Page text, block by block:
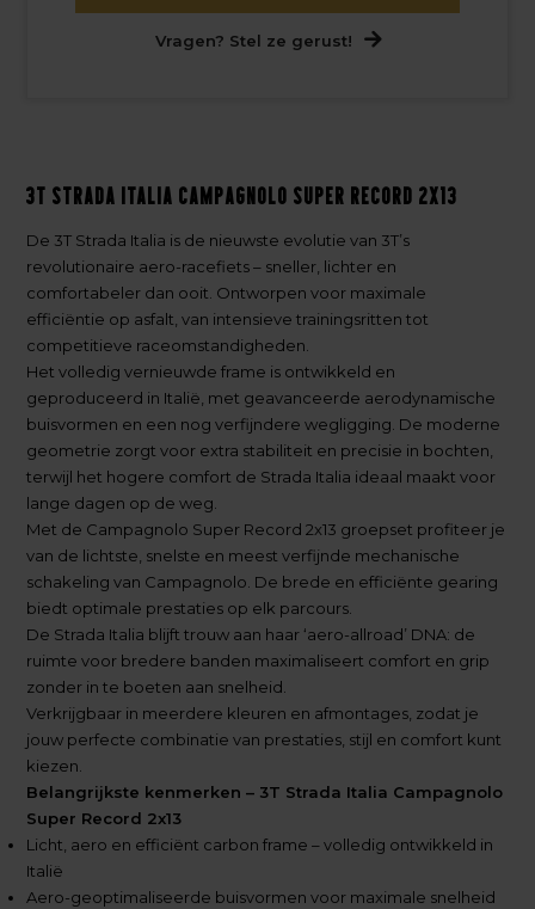
Vragen? Stel ze gerust!
3T Strada Italia Campagnolo Super Record 2x13
De 3T Strada Italia is de nieuwste evolutie van 3T’s
revolutionaire aero-racefiets – sneller, lichter en
comfortabeler dan ooit. Ontworpen voor maximale
efficiëntie op asfalt, van intensieve trainingsritten tot
competitieve raceomstandigheden.
Het volledig vernieuwde frame is ontwikkeld en
geproduceerd in Italië, met geavanceerde aerodynamische
buisvormen en een nog verfijndere wegligging. De moderne
geometrie zorgt voor extra stabiliteit en precisie in bochten,
terwijl het hogere comfort de Strada Italia ideaal maakt voor
lange dagen op de weg.
Met de Campagnolo Super Record 2x13 groepset profiteer je
van de lichtste, snelste en meest verfijnde mechanische
schakeling van Campagnolo. De brede en efficiënte gearing
biedt optimale prestaties op elk parcours.
De Strada Italia blijft trouw aan haar ‘aero-allroad’ DNA: de
ruimte voor bredere banden maximaliseert comfort en grip
zonder in te boeten aan snelheid.
Verkrijgbaar in meerdere kleuren en afmontages, zodat je
jouw perfecte combinatie van prestaties, stijl en comfort kunt
kiezen.
Belangrijkste kenmerken – 3T Strada Italia Campagnolo
Super Record 2x13
Licht, aero en efficiënt carbon frame – volledig ontwikkeld in
Italië
Aero-geoptimaliseerde buisvormen voor maximale snelheid